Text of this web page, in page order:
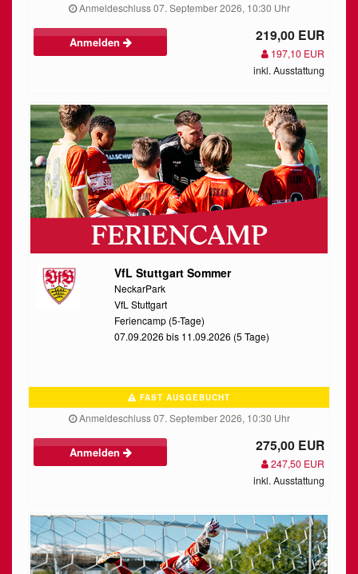
Anmeldeschluss 07. September 2026, 10:30 Uhr
Anmelden 219,00 EUR
197,10 EUR
inkl. Ausstattung
VfL Stuttgart Sommer
NeckarPark
VfL Stuttgart
Feriencamp (5-Tage)
07.09.2026 bis 11.09.2026 (5 Tage)
FAST AUSGEBUCHT
Anmeldeschluss 07. September 2026, 10:30 Uhr
Anmelden 275,00 EUR
247,50 EUR
inkl. Ausstattung